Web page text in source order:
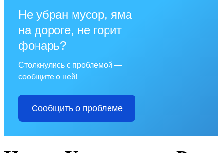
Не убран мусор, яма
на дороге, не горит
фонарь?
Столкнулись с проблемой —
сообщите о ней!
Сообщить о проблеме